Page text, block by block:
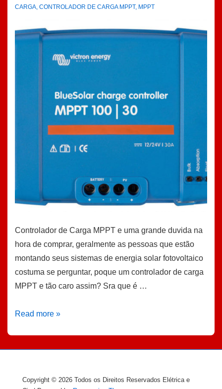
CARGA, CONTROLADOR DE CARGA MPPT, MPPT
Controlador de Carga MPPT e uma grande duvida na
hora de comprar, geralmente as pessoas que estão
montando seus sistemas de energia solar fotovoltaico
costuma se perguntar, poque um controlador de carga
MPPT e tão caro assim? Sra que é …
Controlador
Funciona
Read more »
Copyright © 2026 Todos os Direitos Reservados Elétrica e